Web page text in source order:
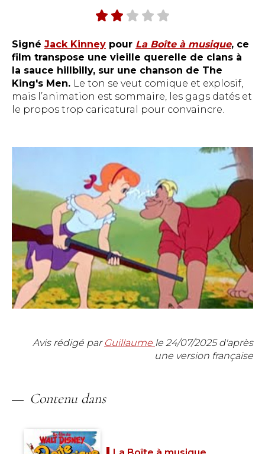
Signé Jack Kinney pour La Boîte à musique, ce
film transpose une vieille querelle de clans à
la sauce hillbilly, sur une chanson de The
King's Men. Le ton se veut comique et explosif,
mais l’animation est sommaire, les gags datés et
le propos trop caricatural pour convaincre.
Avis rédigé par Guillaume le 24/07/2025d'après
une version française
Contenu dans